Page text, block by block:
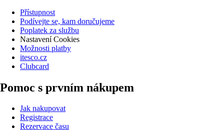
Přístupnost
Podívejte se, kam doručujeme
Poplatek za službu
Nastavení Cookies
Možnosti platby
itesco.cz
Clubcard
Pomoc s prvním nákupem
Jak nakupovat
Registrace
Rezervace času